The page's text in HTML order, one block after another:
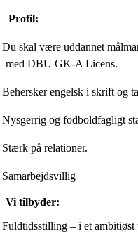
Profil:
Du skal være uddannet
med DBU GK-A Licens.
Behersker engelsk i skrift og
Nysgerrig og fodboldfagligt
Stærk på relationer.
Samarbejdsvillig
Vi tilbyder:
Fuldtidsstilling – i et ambitiøst